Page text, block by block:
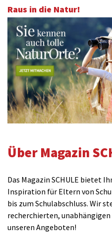
Raus in die Natur!
Über Magazin
Das Magazin SCHULE bietet
Inspiration für Eltern von
bis zum Schulabschluss. Wir
recherchierten,
unseren Angeboten!